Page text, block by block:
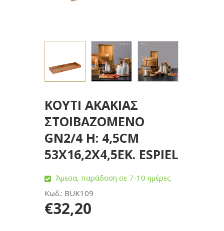
ΚΟΥΤΙ ΑΚΑΚΙΑΣ
ΣΤΟΙΒΑΖΟΜΕΝΟ
GN2/4 H: 4,5CM
53X16,2X4,5EK. ESPIEL
Άμεσα, παράδοση σε 7-10 ημέρες
Κωδ.: BUK109
€32,20